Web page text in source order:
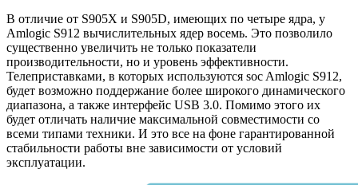
В отличие от S905X и S905D, имеющих по четыре ядра, у
Amlogic S912 вычислительных ядер восемь. Это позволило
существенно увеличить не только показатели
производительности, но и уровень эффективности.
Телеприставками, в которых используются soc Amlogic S912,
будет возможно поддержание более широкого динамического
диапазона, а также интерфейс USB 3.0. Помимо этого их
будет отличать наличие максимальной совместимости со
всеми типами техники. И это все на фоне гарантированной
стабильности работы вне зависимости от условий
эксплуатации.